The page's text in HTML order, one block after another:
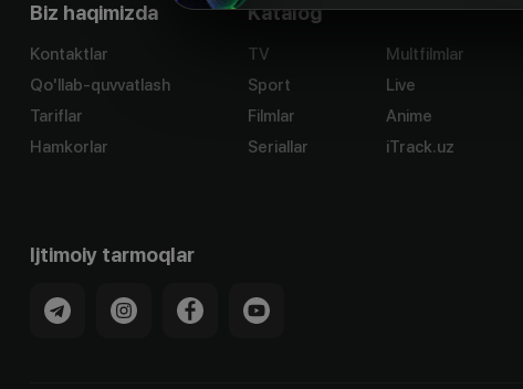
Biz haqimizda
Kontaktlar
Qo'llab-quvvatlash
Tariflar
Hamkorlar
Katalog
TV
Sport
Filmlar
Seriallar
Multfilmlar
Live
Anime
iTrack.uz
Ijtimoiy tarmoqlar